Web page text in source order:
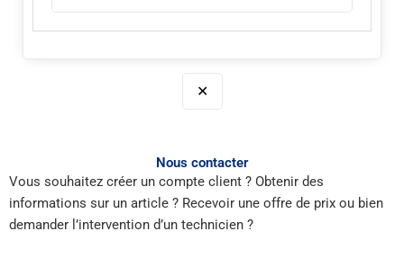
✕
Nous contacter
Vous souhaitez créer un compte client ? Obtenir des
informations sur un article ? Recevoir une offre de prix ou bien
demander l’intervention d’un technicien ?